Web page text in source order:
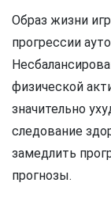
Образ жизни
прогрессии
физической
значительно
следование
замедлить
прогнозы.